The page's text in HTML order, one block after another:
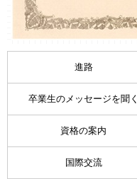
進路
卒業生のメッセージを聞く
資格の案内
国際交流